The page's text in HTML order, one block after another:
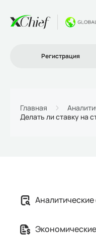
Партнеру
Регистрация
Главная
Делать ли ставку на